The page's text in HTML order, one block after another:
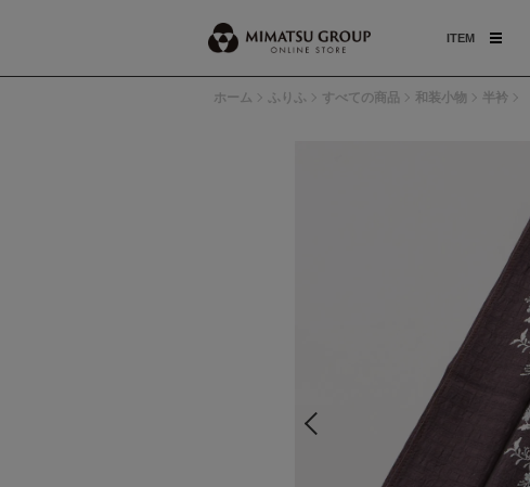
ITEM
ホーム ふりふ すべての商品 和装小物 半衿